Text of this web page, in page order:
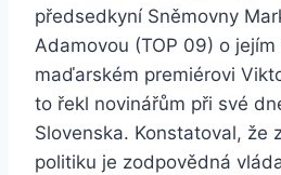
předsedkyní Sněmovny
Adamovou (TOP 09) o jejím
maďarském premiérovi
to řekl novinářům při své
Slovenska. Konstatoval, že
politiku je zodpovědná